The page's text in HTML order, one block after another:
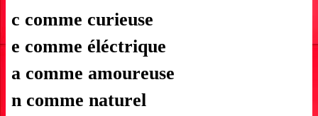
c comme curieuse
e comme éléctrique
a comme amoureuse
n comme naturel